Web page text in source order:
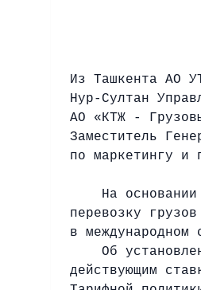
Из Ташкента АО
Нур-Султан
АО «КТЖ -
Заместитель
по маркетингу и
На основании
перевозку грузов
в международном
Об
действующим